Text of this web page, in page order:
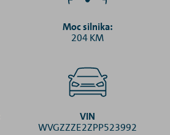
Moc silnika:
204 KM
VIN
WVGZZZE2ZPP523992